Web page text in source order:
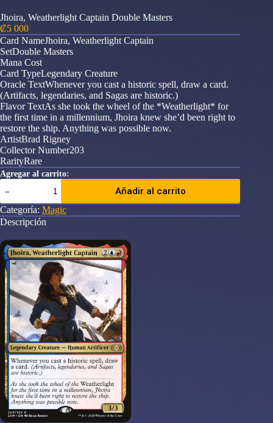
Jhoira, Weatherlight Captain Double Masters
₡5 000
Card NameJhoira, Weatherlight Captain
SetDouble Masters
Mana Cost
Card TypeLegendary Creature
Oracle TextWhenever you cast a historic spell, draw a card.
(Artifacts, legendaries, and Sagas are historic.)
Flavor TextAs she took the wheel of the *Weatherlight* for
the first time in a millennium, Jhoira knew she’d been right to
restore the ship. Anything was possible now.
ArtistBrad Rigney
Collector Number203
RarityRare
Agregar al carrito:
Jhoira,
Weatherlight
Captain
Double
Masters
Añadir al carrito
Categoría: Magic
Descripción